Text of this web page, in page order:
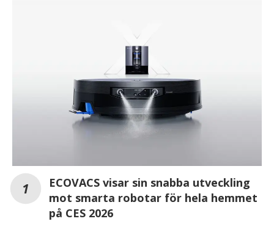
ECOVACS visar sin snabba utveckling
mot smarta robotar för hela hemmet
på CES 2026